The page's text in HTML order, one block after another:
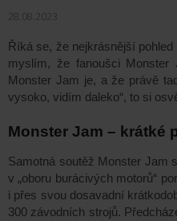
28.08.2023
Říká se, že nejkrásnější
myslím, že fanoušci
Monster Jam je, a že právě
vysoko, vidím daleko“, to si
Monster Jam – krátké
Samotná soutěž Monster Jam
v „oboru burácivých motorů“
i přes svou dosavadní
300 závodních strojů.